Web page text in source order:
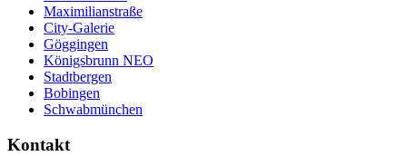
Maximilianstraße
City-Galerie
Göggingen
Königsbrunn NEO
Stadtbergen
Bobingen
Schwabmünchen
Kontakt